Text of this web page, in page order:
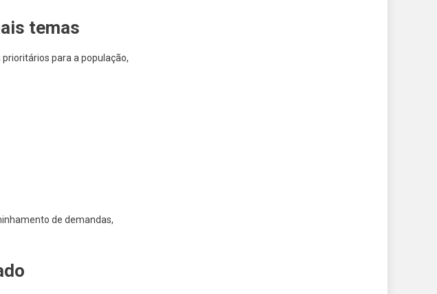
temas
para a população,
de demandas,